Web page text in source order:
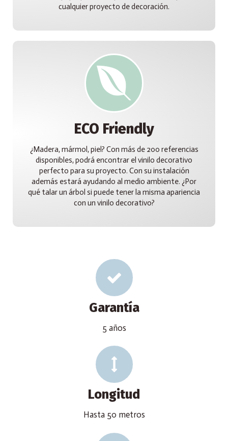
cualquier proyecto de decoración.
ECO Friendly
¿Madera, mármol, piel? Con más de 200 referencias
disponibles, podrá encontrar el vinilo decorativo
perfecto para su proyecto. Con su instalación
además estará ayudando al medio ambiente. ¿Por
qué talar un árbol si puede tener la misma apariencia
con un vinilo decorativo?
Garantía
5 años
Longitud
Hasta 50 metros